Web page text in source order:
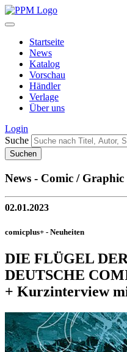
Startseite
News
Katalog
Vorschau
Händler
Verlage
Über uns
Login
Suche
News - Comic / Graphic
02.01.2023
comicplus+ - Neuheiten
DIE FLÜGEL
DEUTSCHE
+ Kurzinterview